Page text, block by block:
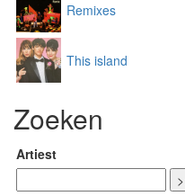
Remixes
This island
Zoeken
Artiest